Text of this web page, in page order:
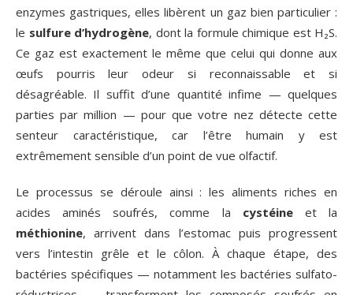
enzymes gastriques, elles libèrent un gaz bien particulier :
le sulfure d’hydrogène, dont la formule chimique est H₂S.
Ce gaz est exactement le même que celui qui donne aux
œufs pourris leur odeur si reconnaissable et si
désagréable. Il suffit d’une quantité infime — quelques
parties par million — pour que votre nez détecte cette
senteur caractéristique, car l’être humain y est
extrêmement sensible d’un point de vue olfactif.
Le processus se déroule ainsi : les aliments riches en
acides aminés soufrés, comme la cystéineet la
méthionine, arrivent dans l’estomac puis progressent
vers l’intestin grêle et le côlon. À chaque étape, des
bactéries spécifiques — notamment les bactéries sulfato-